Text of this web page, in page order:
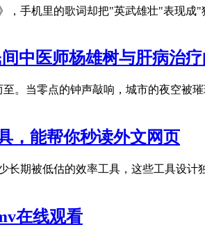
，手机里的歌词却把"英武雄壮"表现
中医师杨雄树与肝病治
。当零点的钟声敲响，城市的夜空
，能帮你秒读外文网页
长期被低估的效率工具，这些工具设
在线观看